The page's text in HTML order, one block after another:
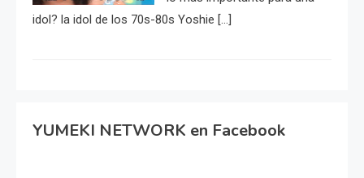
idol? la idol de los 70s-80s Yoshie […]
YUMEKI NETWORK en Facebook